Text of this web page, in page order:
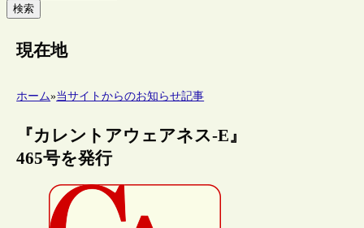
検索
現在地
ホーム»当サイトからのお知らせ記事
『カレントアウェアネス-E』
465号を発行